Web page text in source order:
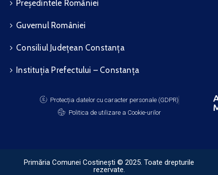
Președintele României
Guvernul României
Consiliul Județean Constanța
Instituția Prefectului – Constanța
Protecția datelor cu caracter personale (GDPR)
Politica de utilizare a Cookie-urilor
Primăria Comunei Costinești © 2025. Toate drepturile
rezervate.